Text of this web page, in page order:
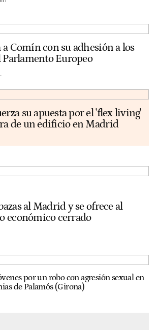
a Comín con su adhesión a los
Parlamento Europeo
su apuesta por el 'flex living'
de un edificio en Madrid
al Madrid y se ofrece al
económico cerrado
por un robo con agresión sexual en
de Palamós (Girona)